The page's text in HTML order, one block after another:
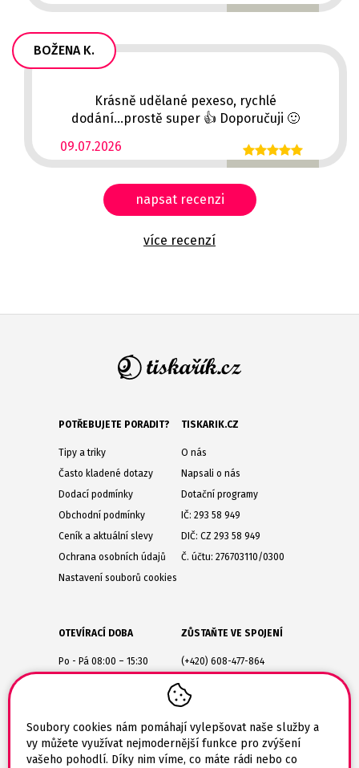
Soubory cookies nám pomáhají vylepšovat naše služby a
vy můžete využívat nejmodernější funkce pro zvýšení
vašeho pohodlí. Díky nim víme, co máte rádi nebo co
BOŽENA K.
09.07.2026
Krásně udělané pexeso, rychlé
dodání...prostě super 👍 Doporučuji 🙂
napsat recenzi
více recenzí
POTŘEBUJETE PORADIT?
Tipy a triky
Často kladené dotazy
Dodací podmínky
Obchodní podmínky
Ceník a aktuální slevy
Ochrana osobních údajů
Nastavení souborů cookies
TISKARIK.CZ
O nás
Napsali o nás
Dotační programy
IČ: 293 58 949
DIČ: CZ 293 58 949
Č. účtu: 276703110/0300
OTEVÍRACÍ DOBA
Po - Pá 08:00 – 15:30
Jaroměřice nad Rokytnou
675 51
ZŮSTAŇTE VE SPOJENÍ
(+420) 608-477-864